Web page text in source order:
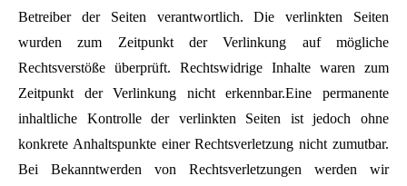
Betreiber der Seiten verantwortlich. Die verlinkten Seiten
wurden zum Zeitpunkt der Verlinkung auf mögliche
Rechtsverstöße überprüft. Rechtswidrige Inhalte waren zum
Zeitpunkt der Verlinkung nicht erkennbar.Eine permanente
inhaltliche Kontrolle der verlinkten Seiten ist jedoch ohne
konkrete Anhaltspunkte einer Rechtsverletzung nicht zumutbar.
Bei Bekanntwerden von Rechtsverletzungen werden wir